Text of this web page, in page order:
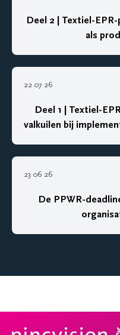
Deel 2 | Textiel-
als
22 07 26
Deel 1 | Textiel-
valkuilen bij
23 06 26
De PPWR-